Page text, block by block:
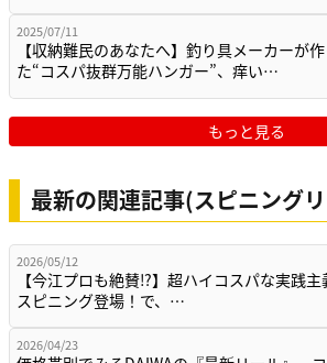
2025/07/11
【収納難民のあなたへ】釣り具メーカーが作
た“コスパ抜群万能ハンガー”、痒い…
もっと見る
最新の関連記事(スピニング
2026/05/12
【今江プロも絶賛⁉】超ハイコスパな実践主
スピニング登場！で、…
2026/04/23